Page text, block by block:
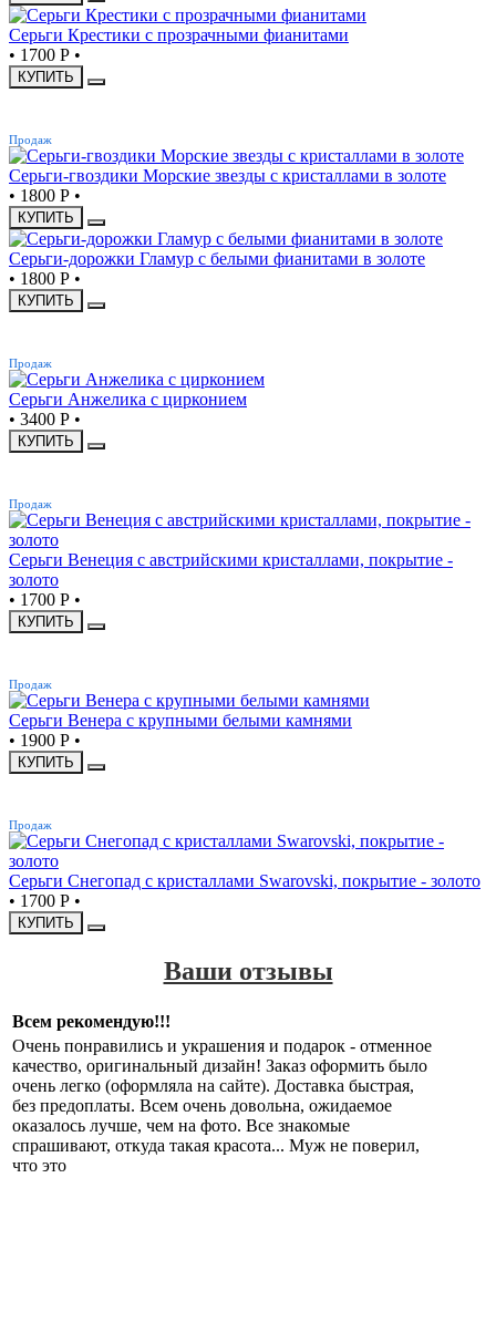
Серьги Крестики с прозрачными фианитами
• 1700 Р •
КУПИТЬ
Продаж
Серьги-гвоздики Морские звезды с кристаллами в золоте
• 1800 Р •
КУПИТЬ
Серьги-дорожки Гламур с белыми фианитами в золоте
• 1800 Р •
КУПИТЬ
Продаж
Серьги Анжелика с цирконием
• 3400 Р •
КУПИТЬ
Продаж
Серьги Венеция с австрийскими кристаллами, покрытие -
золото
• 1700 Р •
КУПИТЬ
Продаж
Серьги Венера с крупными белыми камнями
• 1900 Р •
КУПИТЬ
Продаж
Серьги Снегопад с кристаллами Swarovski, покрытие - золото
• 1700 Р •
КУПИТЬ
Ваши отзывы
Всем рекомендую!!!
Очень понравились и украшения и подарок - отменное
качество, оригинальный дизайн! Заказ оформить было
очень легко (оформляла на сайте). Доставка быстрая,
без предоплаты. Всем очень довольна, ожидаемое
оказалось лучше, чем на фото. Все знакомые
спрашивают, откуда такая красота... Муж не поверил,
что это